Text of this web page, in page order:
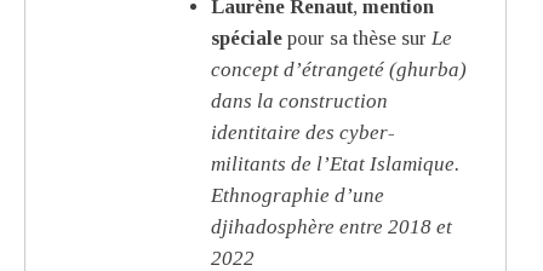
Laurène Renaut, mention
spécialepour sa thèse sur Le
concept d’étrangeté (ghurba)
dans la construction
identitaire des cyber-
militants de l’Etat Islamique.
Ethnographie d’une
djihadosphère entre 2018 et
2022